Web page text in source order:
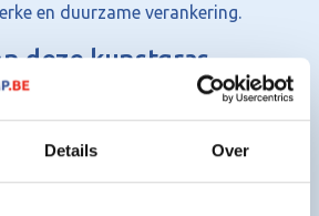
Details Over
en duurzame verankering.
deze kunstgras
en stabiel resultaat